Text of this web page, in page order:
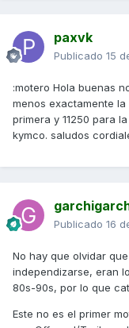
paxvk
Publicado 15
:motero Hola buenas
menos exactamente
primera y 11250 para
kymco. saludos
Publicado 16
No hay que olvidar
independizarse, eran
80s-90s, por lo que
Este no es el primer